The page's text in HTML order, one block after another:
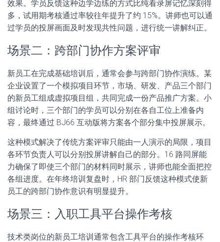
效果。学员反馈这种边学边练的方式比纯看录屏记忆深刻得
多，试用期考核通过率较往年提升了约 15%。讲师也可以通
过学员的投屏画面及时发现共性问题，进行统一讲解纠正。
场景二：跨部门协作方案评审
新员工在完成基础培训后，通常会参与跨部门协作演练。某
企业设置了一个模拟项目环节，市场、研发、产品三个部门
的新员工组成虚拟项目组，共同完成一份产品推广方案。小
组讨论时，三个部门的学员可以分别在各自工位上准备内
容，最终通过 BJ66 互动版将方案各个部分集中投屏展示。
这种模式解决了传统方案评审只能由一人演示的局限，项目
各环节负责人可以分别投屏讲解自己的部分。16 路同屏能
力确保了即使三个部门的材料同时展示，讲师也能全面把控
各组进度。在年终培训复盘时，HR 部门反馈这种模式使新
员工的跨部门协作意识有明显提升。
场景三：入职工具平台操作考核
技术类岗位的新员工培训通常包含工具平台的操作考核环